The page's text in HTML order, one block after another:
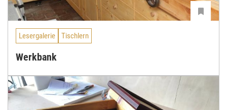
Lesergalerie Tischlern
Werkbank